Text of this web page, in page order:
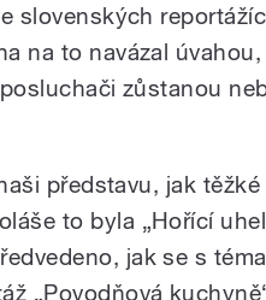
slovenských
na to navázal úvahou,
zůstanou
představu, jak
to byla „Hořící
jak se s
„Povodňová